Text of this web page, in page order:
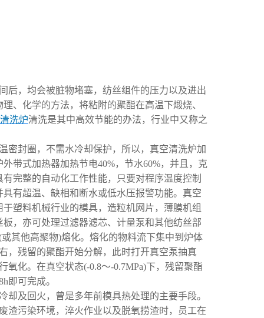
后，均会被脏物堵塞，纺丝组件的压力以及进出
、化学的方法，将粘附的聚酯在高温下煅烧、
洗炉清洗是其中高效节能的办法，行业中又称之
密封圈，不需水冷却保护，所以，真空清洗炉加
带式加热器加热节电40%，节水60%，并且，克
完整的自动化工作性能，只要对程序温度控制
有超温、缺相和断水或低水压报警功能。真空
塑料机械行业的模具，造粒机网片，薄膜机组
，亦可处理过滤器滤芯、计量泵和其他纺丝部
其他高聚物)熔化。熔化的物料流下集中到炉体
，残留的聚酯开始分解，此时打开真空泵抽真
化。在真空状态(-0.8～-0.7MPa)下，残留聚酯
即可完成。
及回火，曾是多年前模具热处理的主要手段。
渣污染环境，淬火作业以及脱氧捞渣时，员工在